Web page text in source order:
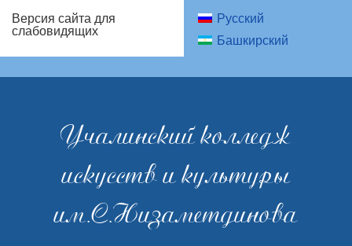
Версия сайта для
слабовидящих
Русский
Башкирский
Учалинский колледж
искусств и культуры
им.С.Низаметдинова